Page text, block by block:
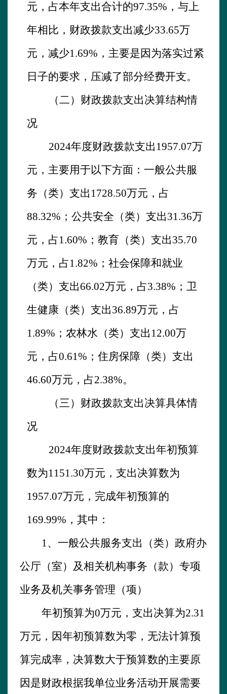
元，占本年支出合计的97.35%，与上
年相比，财政拨款支出减少33.65万
元，减少1.69%，主要是因为落实过紧
日子的要求，压减了部分经费开支。
（二）财政拨款支出决算结构情
况
2024年度财政拨款支出 1957.07万
元，主要用于以下方面：一般公共服
务（类）支出 1728.50万元，占
88.32%；公共安全（类）支出31.36万
元，占1.60%；教育（类）支出35.70
万元，占1.82%； 社会保障和就业
（类）支出66.02万元，占3.38%；卫
生健康（类）支出36.89万元，占
1.89%；农林水（类）支出 12.00万
元，占0.61%； 住房保障（类）支出
46.60万元，占2.38%。
（三）财政拨款支出决算具体情
况
2024年度财政拨款支出年初预算
数为1151.30万元，支出决算数为
1957.07万元，完成年初预算的
169.99%，其中：
1、 一般公共服务支出（类）政府办
公厅（室）及相关机构事务（款）专项
业务及机关事务管理（项）
年初预算为0万元，支出决算为2.31
万元，因年初预算数为零，无法计算预
算完成率，决算数大于预算数的主要原
因是财政根据我单位业务活动开展需要